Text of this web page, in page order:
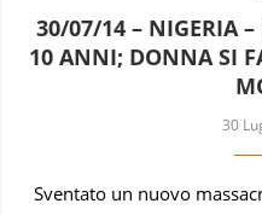
30/07/14 – NIGERIA –
10 ANNI; DONNA SI
30
Sventato un nuovo